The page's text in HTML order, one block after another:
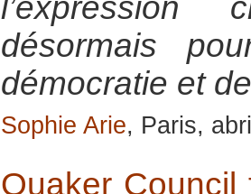
l’expression
désormais
démocratie et
Sophie Arie, Paris,
Quaker Council